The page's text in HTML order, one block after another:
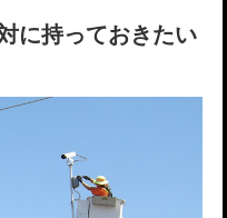
に持っておきたい